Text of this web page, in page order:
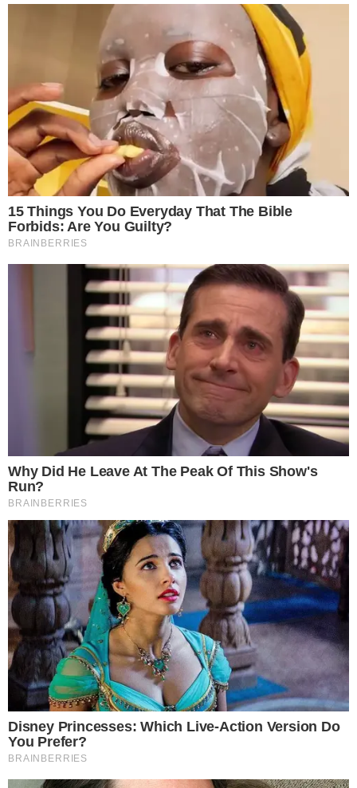
หากได้ดื่มกาแฟผสมน้ำมะนาวเป็นประจำในช่วงเช้า จะช่วยกระตุ้น
ระบบเผาผลาญให้แก่ร่างกายได้ทั้งวัน และยังให้พลังงานในการใช้
ร่างกายเพิ่มขึ้น กระตุ้นระบบขับถ่าย ทำให้หน้าท้องแบนราบ แต่สิ่งที่
ต้องระวังให้มากเลยคือ อ ย่ า ใส่น้ำตาลเยอะ ไม่ใส่เลยจะดีมาก แต่
หากต้องการเพิ่มความหวานจริงๆ ให้เลือกใช้เป็นน้ำตาลจากหญ้า
หวาน หรือน้ำผึ้งแทนจะดีกว่ามาก
2 ช่วยดี ท็ อ กซ์ของเสียในร่างกาย
ในน้ำมะนาวนั้นมีคุณประโยชน์หนึ่ง สามารช่วยกระตุ้นเอนไซม์ซึ่ง
มีหน้าที่จัดการกับส า รต่างๆที่ร่างกายไม่ต้องการ เมื่อรวมกับกาแฟ
ดำที่มีคุณประโยชน์นี้อยู่แล้ว จึงกลายเป็นประโยชน์ที่จะได้รับคูณ
สอง สิ่งต่างๆที่สะสมอยู่ในร่างกายจะออกมาในรูปแบบของการขับ
ถ่ายของเสีย และเหงื่อ อีกทั้งยังช่วยทำให้ผิวพรรณเปล่งปลั่งสดใส ดู
สุขภาพดี ขาวกระจ่างใสยิ่งขึ้น